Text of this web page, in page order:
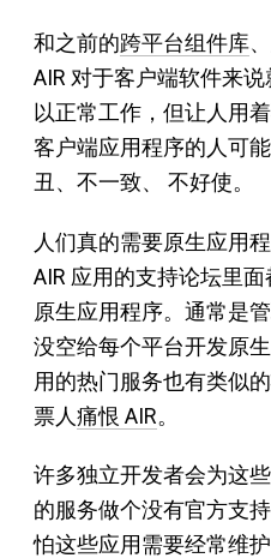
和之前的跨平台组件库
AIR 对于客户端软件来
以正常工作，但让人用
客户端应用程序的人可
丑、不一致、 不好使。
人们真的需要原生应用
AIR 应用的支持论坛里
原生应用程序。通常是
没空给每个平台开发原
用的热门服务也有类似
票人痛恨 AIR。
许多独立开发者会为这
的服务做个没有官方支
怕这些应用需要经常维